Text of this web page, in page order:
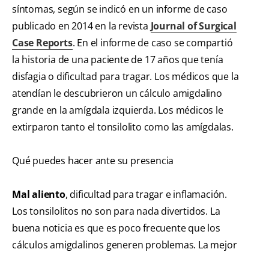
síntomas, según se indicó en un informe de caso
publicado en 2014 en la revista Journal of Surgical
Case Reports. En el informe de caso se compartió
la historia de una paciente de 17 años que tenía
disfagia o dificultad para tragar. Los médicos que la
atendían le descubrieron un cálculo amigdalino
grande en la amígdala izquierda. Los médicos le
extirparon tanto el tonsilolito como las amígdalas.
Qué puedes hacer ante su presencia
Mal aliento, dificultad para tragar e inflamación.
Los tonsilolitos no son para nada divertidos. La
buena noticia es que es poco frecuente que los
cálculos amigdalinos generen problemas. La mejor